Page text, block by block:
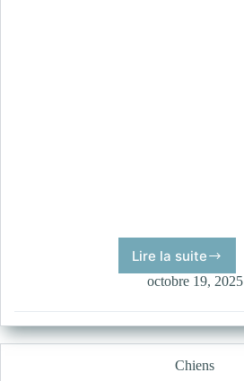
Lire la suite
Sarah
octobre 19, 2025
Chiens